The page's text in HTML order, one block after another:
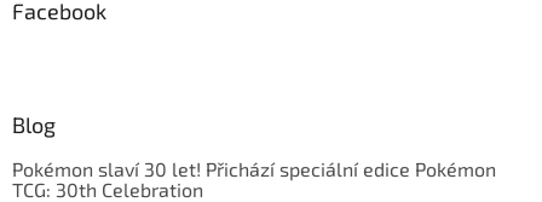
Facebook
Blog
Pokémon slaví 30 let! Přichází speciální edice Pokémon
TCG: 30th Celebration